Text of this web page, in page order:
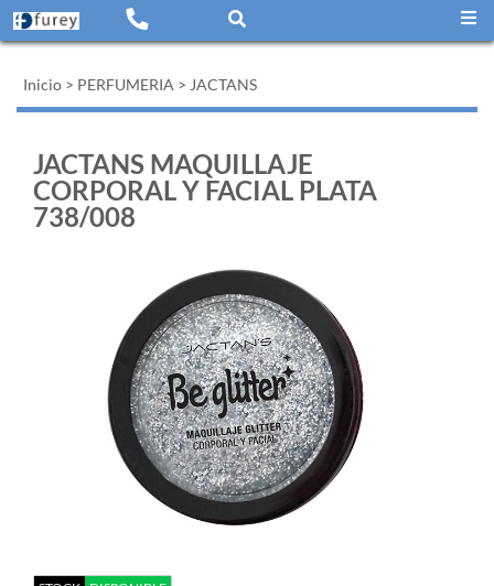
Inicio > PERFUMERIA > JACTANS
JACTANS MAQUILLAJE
CORPORAL Y FACIAL PLATA
738/008